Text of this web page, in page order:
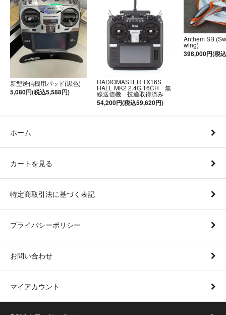
新型送信機用パッド(黒色)
5,080円(税込5,588円)
RADIOMASTER TX16S
HALL MK2 2.4G 16CH 無
線送信機 技適取得済み
54,200円(税込59,620円)
Anthem SB
wing)
398,000円(税
ホーム
カートを見る
特定商取引法に基づく表記
プライバシーポリシー
お問い合わせ
マイアカウント